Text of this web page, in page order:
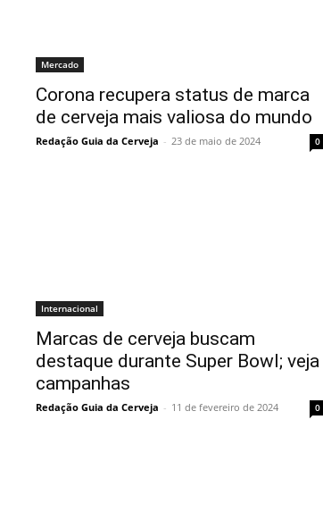
Mercado
Corona recupera status de marca
de cerveja mais valiosa do mundo
Redação Guia da Cerveja - 23 de maio de 2024 0
Internacional
Marcas de cerveja buscam
destaque durante Super Bowl; veja
campanhas
Redação Guia da Cerveja - 11 de fevereiro de 2024 0